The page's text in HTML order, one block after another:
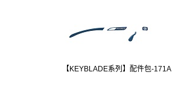
【KEYBLADE系列】配件包-171A